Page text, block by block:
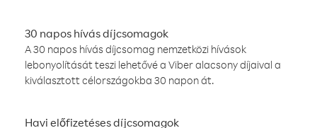
30 napos hívás díjcsomagok
A 30 napos hívás díjcsomag nemzetközi hívások
lebonyolítását teszi lehetővé a Viber alacsony díjaival a
kiválasztott célországokba 30 napon át.
Havi előfizetéses díjcsomagok